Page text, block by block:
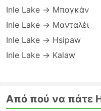
Inle Lake → Μπαγκάν
Inle Lake → Μανταλέι
Inle Lake → Hsipaw
Inle Lake → Kalaw
Από πού να πάτε